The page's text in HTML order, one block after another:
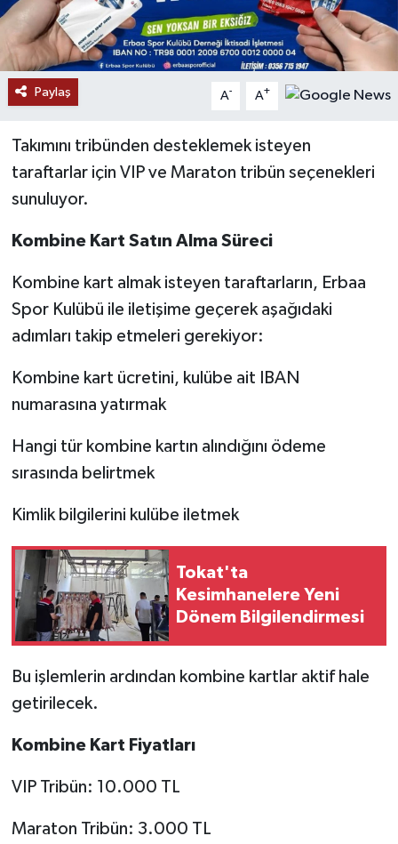
Paylaş A- A+
Takımını tribünden desteklemek isteyen
taraftarlar için VIP ve Maraton tribün seçenekleri
sunuluyor.
Kombine Kart Satın Alma Süreci
Kombine kart almak isteyen taraftarların, Erbaa
Spor Kulübü ile iletişime geçerek aşağıdaki
adımları takip etmeleri gerekiyor:
Kombine kart ücretini, kulübe ait IBAN
numarasına yatırmak
Hangi tür kombine kartın alındığını ödeme
sırasında belirtmek
Kimlik bilgilerini kulübe iletmek
Tokat'ta
Kesimhanelere Yeni
Dönem Bilgilendirmesi
Bu işlemlerin ardından kombine kartlar aktif hale
getirilecek.
Kombine Kart Fiyatları
VIP Tribün: 10.000 TL
Maraton Tribün: 3.000 TL